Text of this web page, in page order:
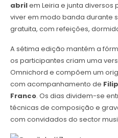
abrilem Leiria e junta
viver em modo banda durante
gratuita, com refeições,
A sétima edição mantém a
os participantes criam uma
Omnichord e compõem um
com acompanhamento de
Franco. Os dias dividem-se
técnicas de composição e
com convidados do sector